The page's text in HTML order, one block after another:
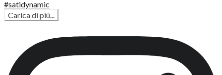
Carica di più...